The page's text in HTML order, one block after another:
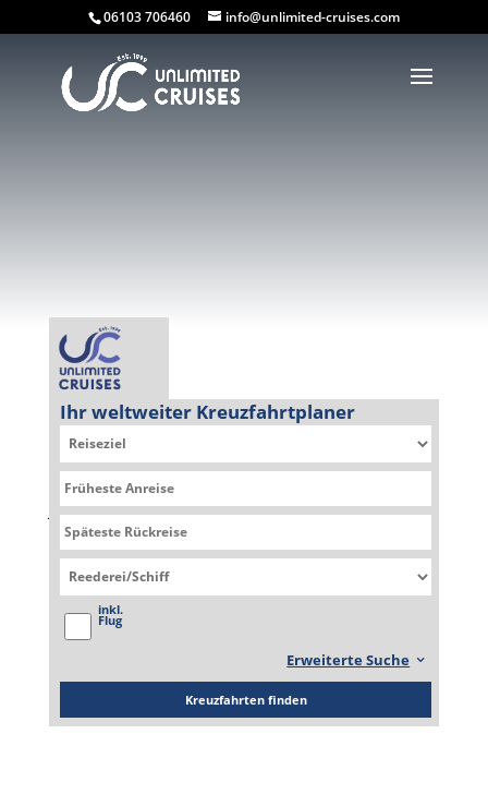
06103 706460 info@unlimited-cruises.com
Ihr weltweiter Kreuzfahrtplaner
inkl.
Flug
Erweiterte Suche
Kreuzfahrten finden
Sie befinden sich hier: Kreuzfahrtplaner » Norwegian
Jewel
Norwegian Jewel